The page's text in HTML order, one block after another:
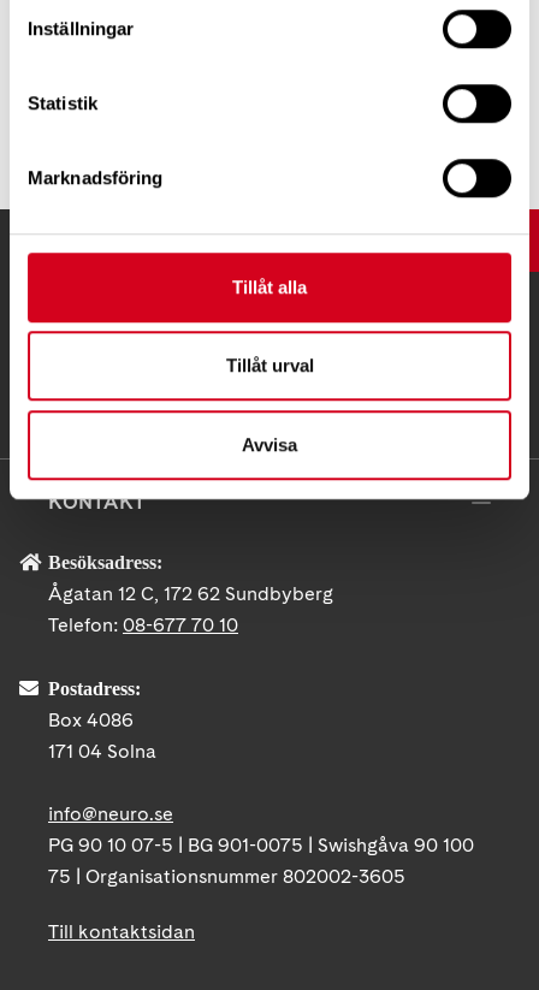
Inställningar
Statistik
Marknadsföring
Tillåt alla
Tillåt urval
Avvisa
Tipsa
UPP
KONTAKT
Besöksadress:
Ågatan 12 C, 172 62 Sundbyberg
Telefon: 08-677 70 10
Postadress:
Box 4086
171 04 Solna
info@neuro.se
PG 90 10 07-5 | BG 901-0075 | Swishgåva 90 100
75 | Organisationsnummer 802002-3605
Till kontaktsidan